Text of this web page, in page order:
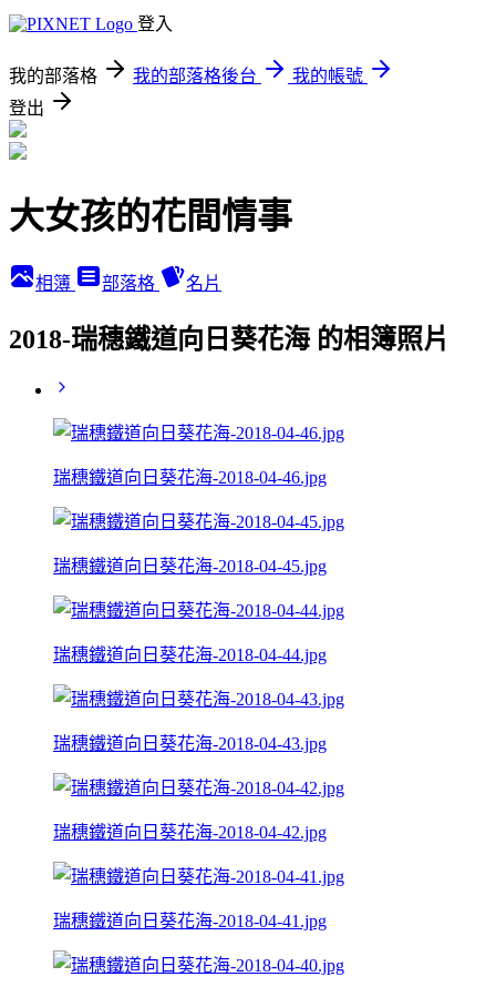
登入
我的部落格 我的部落格後台
我的帳號
登出
大女孩的花間情事
相簿 部落格 名片
2018-瑞穗鐵道向日葵花海 的相簿照片
瑞穗鐵道向日葵花海-2018-04-46.jpg
瑞穗鐵道向日葵花海-2018-04-45.jpg
瑞穗鐵道向日葵花海-2018-04-44.jpg
瑞穗鐵道向日葵花海-2018-04-43.jpg
瑞穗鐵道向日葵花海-2018-04-42.jpg
瑞穗鐵道向日葵花海-2018-04-41.jpg